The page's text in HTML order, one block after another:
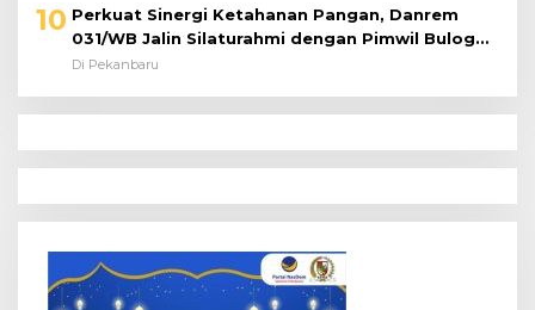
10 Perkuat Sinergi Ketahanan Pangan, Danrem
031/WB Jalin Silaturahmi dengan Pimwil Bulog
Riau dan Kepri
Di Pekanbaru